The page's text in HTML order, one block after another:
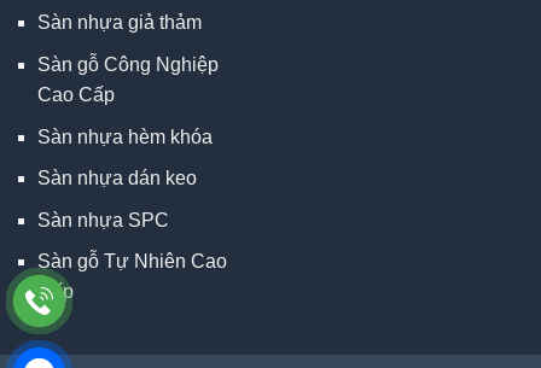
Sàn nhựa giả thảm
Sàn gỗ Công Nghiệp
Cao Cấp
Sàn nhựa hèm khóa
Sàn nhựa dán keo
Sàn nhựa SPC
Sàn gỗ Tự Nhiên Cao
Cấp